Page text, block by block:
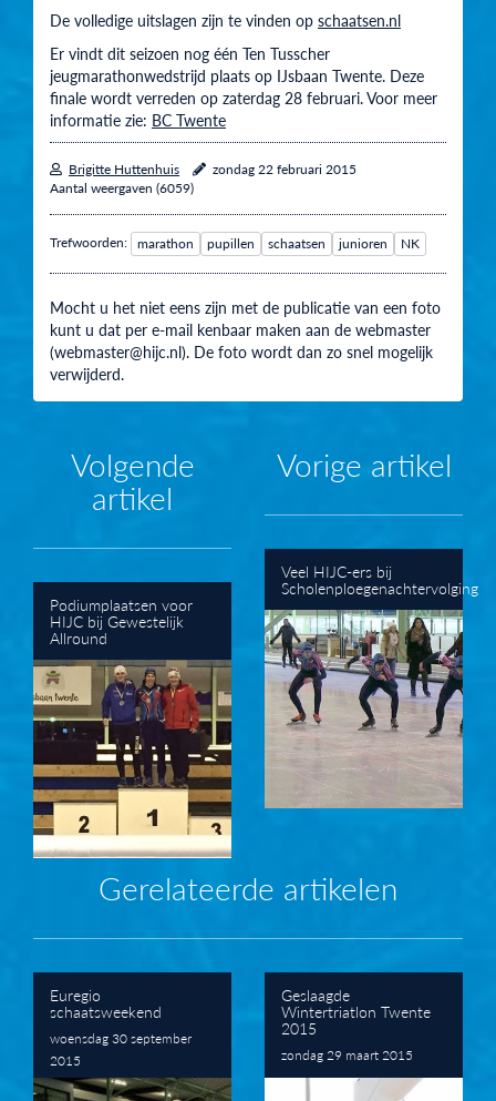
De volledige uitslagen zijn te vinden op schaatsen.nl
Er vindt dit seizoen nog één Ten Tusscher
jeugmarathonwedstrijd plaats op IJsbaan Twente. Deze
finale wordt verreden op zaterdag 28 februari. Voor meer
informatie zie: BC Twente
Brigitte Huttenhuis
zondag 22 februari 2015
Aantal weergaven (6059)
Trefwoorden: marathon pupillen schaatsen junioren NK
Mocht u het niet eens zijn met de publicatie van een foto
kunt u dat per e-mail kenbaar maken aan de webmaster
(webmaster@hijc.nl). De foto wordt dan zo snel mogelijk
verwijderd.
Volgende
artikel
Podiumplaatsen voor
HIJC bij Gewestelijk
Allround
Vorige artikel
Veel HIJC-ers bij
Scholenploegenachtervolging
Gerelateerde artikelen
Euregio
schaatsweekend
woensdag 30 september
2015
Geslaagde
Wintertriatlon Twente
2015
zondag 29 maart 2015